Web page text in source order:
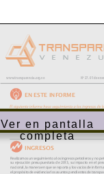
Ver en pantalla
completa